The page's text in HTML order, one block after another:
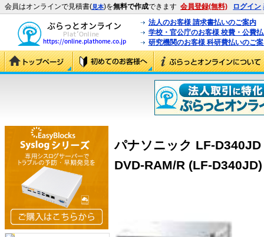
会員はオンラインで見積書(見本)を無料で作成できます 会員登録(無料) ログイン
法人のお客様 請求書払いのご案内
学校・官公庁のお客様 校費・公費
研究機関のお客様 科研費払いのご
パナソニック LF-
DVD-RAM/R (LF-D340JD)